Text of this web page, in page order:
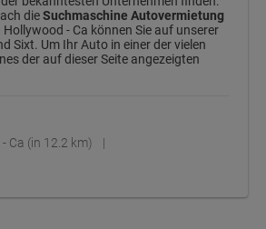
dieSuchmaschine Autovermietung
Hollywood - Ca können Sie auf unserer
Sixt. Um Ihr Auto in einer der vielen
der auf dieser Seite angezeigten
Ca (in 12.2 km)